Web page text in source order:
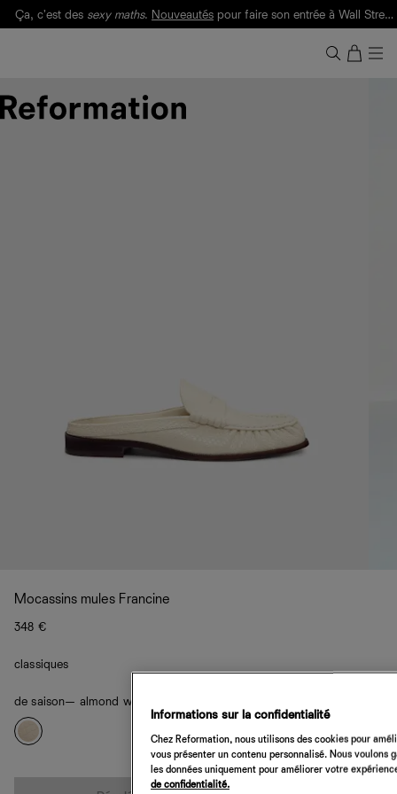
Ça, c'est des sexy maths. Nouveautés pour faire son entrée à Wall Street.
Mocassins mules Francine
348 €
classiques
de saison— almond watersnake
Informations sur la confidentialité
Chez Reformation, nous utilisons des cookies pour
vous présenter un contenu personnalisé. Nous
les données uniquement pour améliorer votre
de confidentialité.